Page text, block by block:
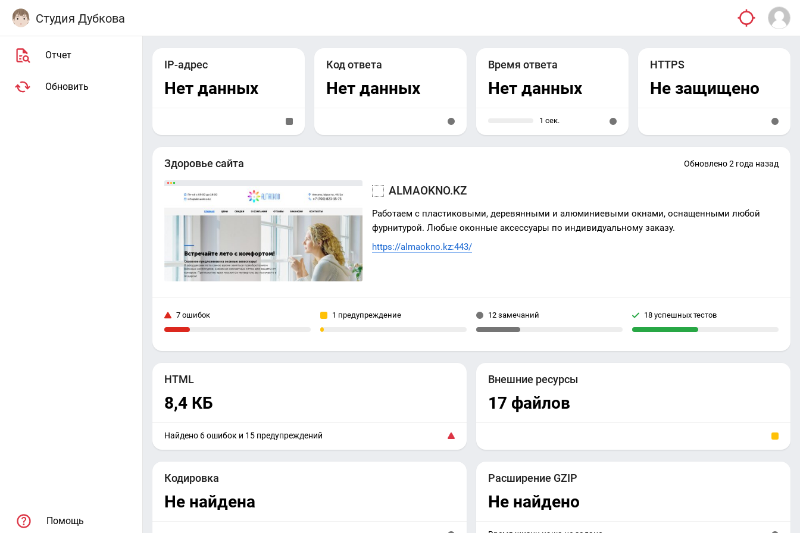
Студия Дубкова
Отчет
Обновить
Помощь
IP-адрес
Нет данных
Код ответа
Нет данных
Время ответа
Нет данных
1 сек.
HTTPS
Не защищено
Здоровье сайта Обновлено 2 года назад
ALMAOKNO.KZ
Работаем с пластиковыми, деревянными и алюминиевыми окнами, оснащенными любой
фурнитурой. Любые оконные аксессуары по индивидуальному заказу.
https://almaokno.kz:443/
7 ошибок 1 предупреждение 12 замечаний 18 успешных тестов
HTML
8,4 КБ
Найдено 6 ошибок и 15 предупреждений
Внешние ресурсы
17 файлов
Кодировка
Не найдена
Расширение GZIP
Не найдено